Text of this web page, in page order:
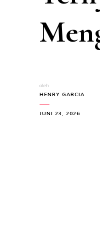
oleh
HENRY GARCIA
JUNI 23, 2026